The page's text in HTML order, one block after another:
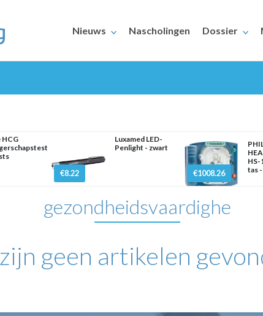
Nieuws Nascholingen Dossier
€8.22
Luxamed LED-
Penlight - zwart
€1008.26
HS-
tas
gezondheidsvaardighe
geen artikelen